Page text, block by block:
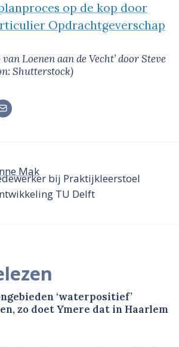
op de kop door
Opdrachtgeverschap
Loenen aan de Vecht’door Steve
Shutterstock)
Mak
bij Praktijkleerstoel
TU Delft
‘waterpositief’
zo doet Ymere dat in Haarlem